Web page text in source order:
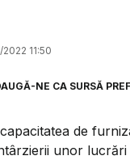
11:50
NE CA SURSĂ
de
unor